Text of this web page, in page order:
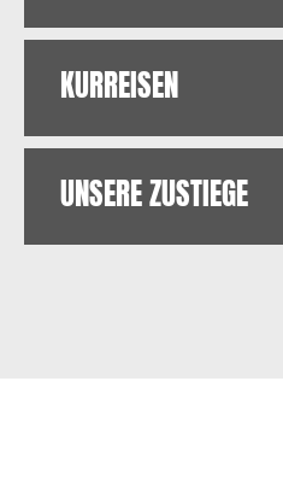
KURREISEN
UNSERE ZUSTIEGE